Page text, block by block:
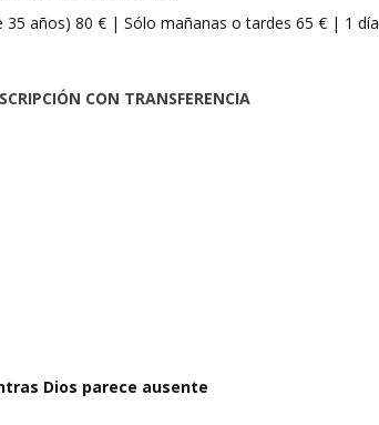
años) 80 € | Sólo mañanas o tardes 65 € | 1 día
CON TRANSFERENCIA
Dios parece ausente